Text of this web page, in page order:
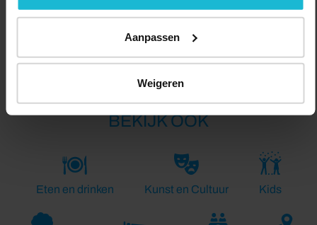
Aanpassen
Weigeren
Lengte:
BEKIJK OOK
Eten en drinken Kunst en Cultuur Kids